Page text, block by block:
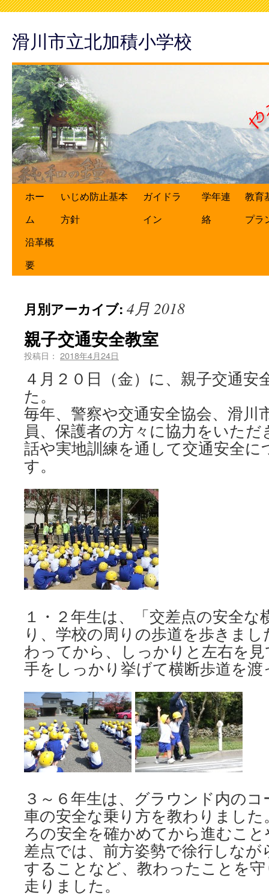
滑川市立北加積小学校
ホー
ム
いじめ防止基本
方針
ガイドラ
イン
学年連
絡
教育
プラ
沿革概
要
月別アーカイブ: 4月 2018
親子交通安全教室
投稿日： 2018年4月24日
４月２０日（金）に、親子交通安
た。
毎年、警察や交通安全協会、滑川
員、保護者の方々に協力をいた
話や実地訓練を通して交通安全
す。
１・２年生は、「交差点の安全な
り、学校の周りの歩道を歩きま
わってから、しっかりと左右を
手をしっかり挙げて横断歩道を
３～６年生は、グラウンド内の
車の安全な乗り方を教わりまし
ろの安全を確かめてから進むこ
差点では、前方姿勢で徐行しなが
することなど、教わったことを
走りました。